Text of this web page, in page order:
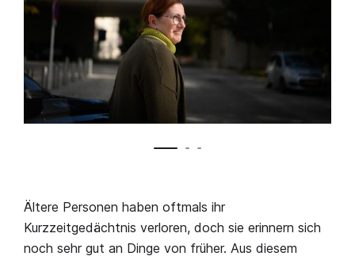
Ältere Personen haben oftmals ihr
Kurzzeitgedächtnis verloren, doch sie erinnern sich
noch sehr gut an Dinge von früher. Aus diesem